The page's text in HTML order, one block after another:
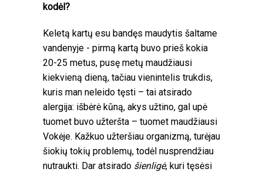
kodėl?
Keletą kartų esu bandęs maudytis šaltame
vandenyje - pirmą kartą buvo prieš kokia
20-25 metus, pusę metų maudžiausi
kiekvieną dieną, tačiau vienintelis trukdis,
kuris man neleido tęsti – tai atsirado
alergija: išbėrė kūną, akys užtino, gal upė
tuomet buvo užteršta – tuomet maudžiausi
Vokėje. Kažkuo užteršiau organizmą, turėjau
šiokių tokių problemų, todėl nusprendžiau
nutraukti. Dar atsirado šienligė, kuri tęsėsi